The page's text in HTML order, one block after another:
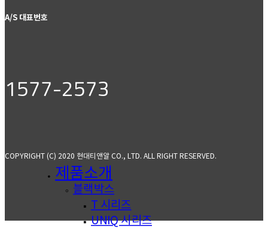
A/S 대표번호
1577-2573
COPYRIGHT (C) 2020 현대티앤알 CO., LTD. ALL RIGHT RESERVED.
제품소개
블랙박스
T 시리즈
UNIQ 시리즈